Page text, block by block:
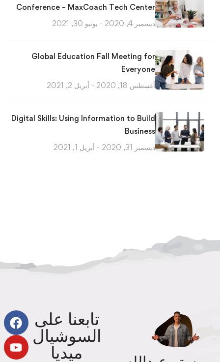
Conference – MaxCoach Tech Center
ديسمبر 4, 2020 - يونيو 30, 2021
Global Education Fall Meeting for
Everyone
أغسطس 18, 2020 - أبريل 2, 2021
Digital Skills: Using Information to Build
Business
ديسمبر 31, 2020 - أبريل 1, 2021
تابعنا على
السوشيال
ميديا